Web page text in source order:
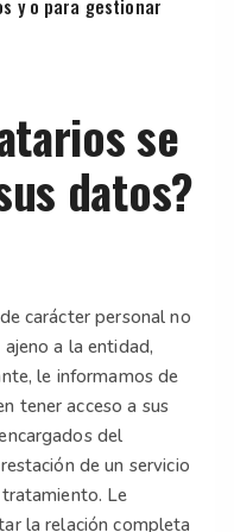
y o para gestionar
se
datos?
carácter personal no
a la entidad,
le informamos de
tener acceso a sus
del
de un servicio
Le
la relación completa